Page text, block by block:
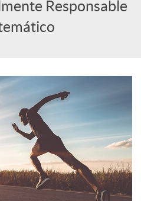
Responsable